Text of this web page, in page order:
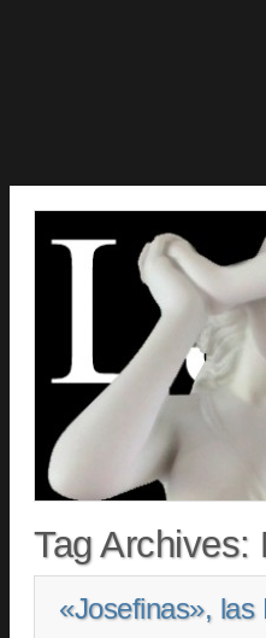
Tag Archives:
«Josefinas», las